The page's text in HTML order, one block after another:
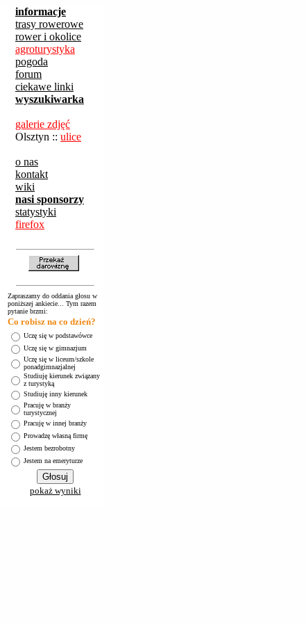
informacje
trasy rowerowe
rower i okolice
agroturystyka
pogoda
forum
ciekawe linki
wyszukiwarka
galerie zdjęć
Olsztyn :: ulice
o nas
kontakt
wiki
nasi sponsorzy
statystyki
firefox
Zapraszamy do oddania głosu w
poniższej ankiecie... Tym razem
pytanie brzmi:
Co robisz na co dzień?
Uczę się w podstawówce
Uczę się w gimnazjum
Uczę się w liceum/szkole
ponadgimnazjalnej
Studiuję kierunek związany
z turystyką
Studiuję inny kierunek
Pracuję w branży
turystycznej
Pracuję w innej branży
Prowadzę własną firmę
Jestem bezrobotny
Jestem na emeryturze
pokaż wyniki